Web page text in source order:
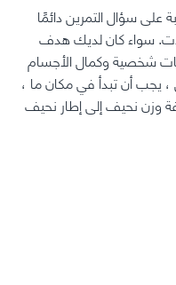
على سؤال التمرين دائمًا
سواء كان لديك هدف
شخصية وكمال الأجسام
أن تبدأ في مكان ما ،
وزن نحيف إلى إطار نحيف